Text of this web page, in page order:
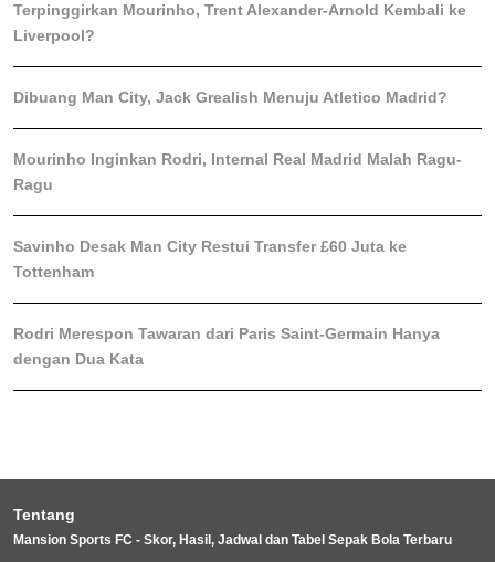
Terpinggirkan Mourinho, Trent Alexander-Arnold Kembali ke
Liverpool?
Dibuang Man City, Jack Grealish Menuju Atletico Madrid?
Mourinho Inginkan Rodri, Internal Real Madrid Malah Ragu-
Ragu
Savinho Desak Man City Restui Transfer £60 Juta ke
Tottenham
Rodri Merespon Tawaran dari Paris Saint-Germain Hanya
dengan Dua Kata
Tentang
Mansion Sports FC - Skor, Hasil, Jadwal dan Tabel Sepak Bola Terbaru